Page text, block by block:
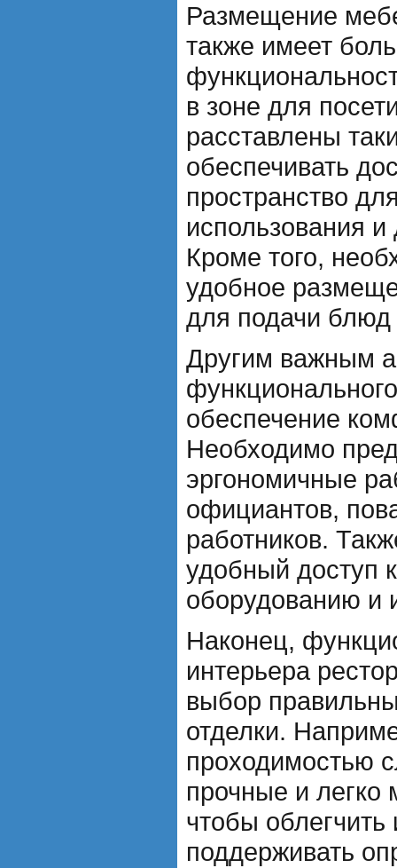
Размещение
также имеет
в зоне для
расставлены
обеспечивать
пространство
использования и
Кроме того,
удобное
для подачи блюд
Другим важным
обеспечение
Необходимо
эргономичные
официантов,
работников.
удобный доступ
оборудованию и
Наконец,
интерьера
выбор
отделки.
проходимостью
прочные и
чтобы облегчить
поддерживать